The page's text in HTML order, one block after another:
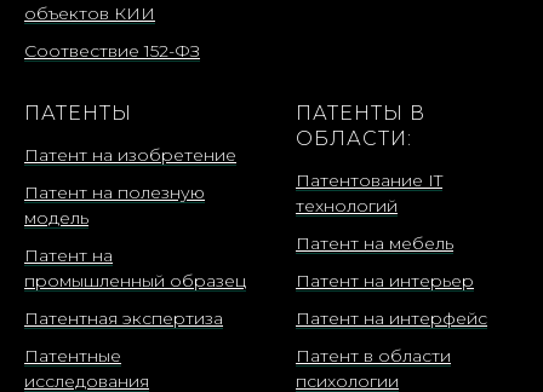
объектов КИИ
Соотвествие 152-ФЗ
ПАТЕНТЫ
Патент на изобретение
Патент на полезную
модель
Патент на
промышленный образец
Патентная экспертиза
Патентные
исследования
ПАТЕНТЫ В
ОБЛАСТИ:
Патентование IT
технологий
Патент на мебель
Патент на интерьер
Патент на интерфейс
Патент в области
психологии